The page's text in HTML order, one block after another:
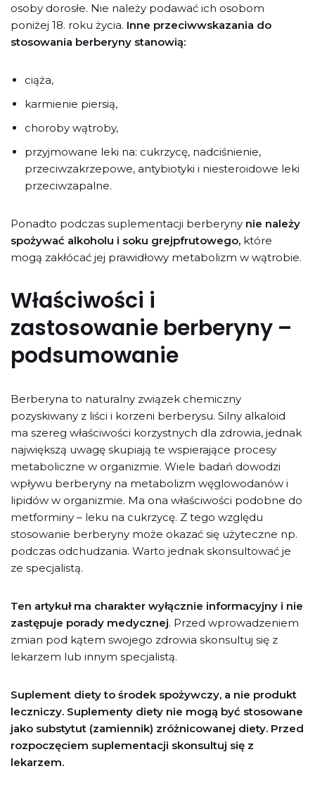
osoby dorosłe. Nie należy podawać ich osobom
poniżej 18. roku życia. Inne przeciwwskazania do
stosowania berberyny stanowią:
ciąża,
karmienie piersią,
choroby wątroby,
przyjmowane leki na: cukrzycę, nadciśnienie,
przeciwzakrzepowe, antybiotyki i niesteroidowe leki
przeciwzapalne.
Ponadto podczas suplementacji berberyny nie należy
spożywać alkoholu i soku grejpfrutowego, które
mogą zakłócać jej prawidłowy metabolizm w wątrobie.
Właściwości i
zastosowanie berberyny –
podsumowanie
Berberyna to naturalny związek chemiczny
pozyskiwany z liści i korzeni berberysu. Silny alkaloid
ma szereg właściwości korzystnych dla zdrowia, jednak
największą uwagę skupiają te wspierające procesy
metaboliczne w organizmie. Wiele badań dowodzi
wpływu berberyny na metabolizm węglowodanów i
lipidów w organizmie. Ma ona właściwości podobne do
metforminy – leku na cukrzycę. Z tego względu
stosowanie berberyny może okazać się użyteczne np.
podczas odchudzania. Warto jednak skonsultować je
ze specjalistą.
Ten artykuł ma charakter wyłącznie informacyjny i nie
zastępuje porady medycznej. Przed wprowadzeniem
zmian pod kątem swojego zdrowia skonsultuj się z
lekarzem lub innym specjalistą.
Suplement diety to środek spożywczy, a nie produkt
leczniczy. Suplementy diety nie mogą być stosowane
jako substytut (zamiennik) zróżnicowanej diety. Przed
rozpoczęciem suplementacji skonsultuj się z
lekarzem.